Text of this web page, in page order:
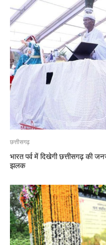
छत्तीसगढ़
भारत पर्व में दिखेगी छत्तीसगढ़ की
झलक